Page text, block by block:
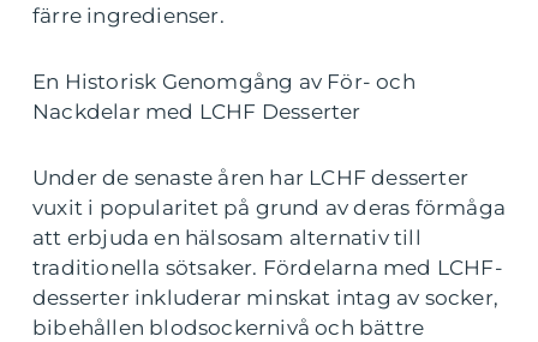
färre ingredienser.
En Historisk Genomgång av För- och
Nackdelar med LCHF Desserter
Under de senaste åren har LCHF desserter
vuxit i popularitet på grund av deras förmåga
att erbjuda en hälsosam alternativ till
traditionella sötsaker. Fördelarna med LCHF-
desserter inkluderar minskat intag av socker,
bibehållen blodsockernivå och bättre